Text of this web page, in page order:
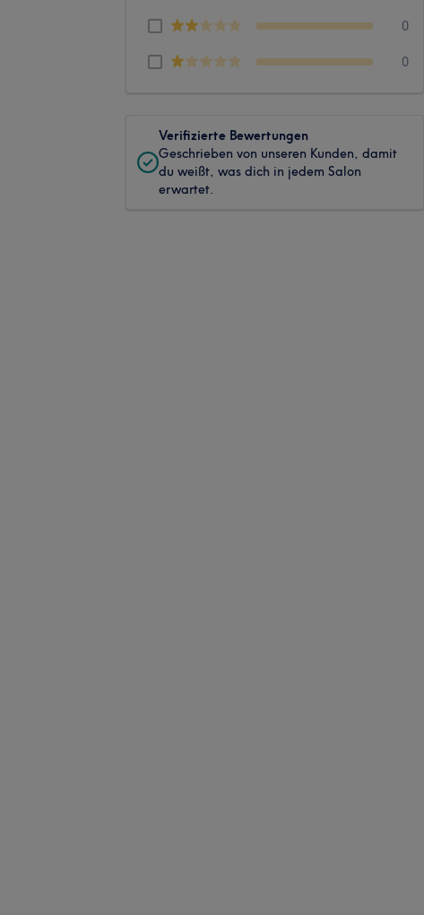
0
0
Verifizierte Bewertungen
Geschrieben von unseren Kunden, damit
du weißt, was dich in jedem Salon
erwartet.